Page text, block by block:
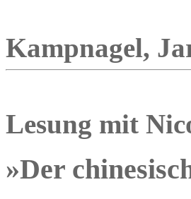
Kampnagel,
Lesung mit
»Der